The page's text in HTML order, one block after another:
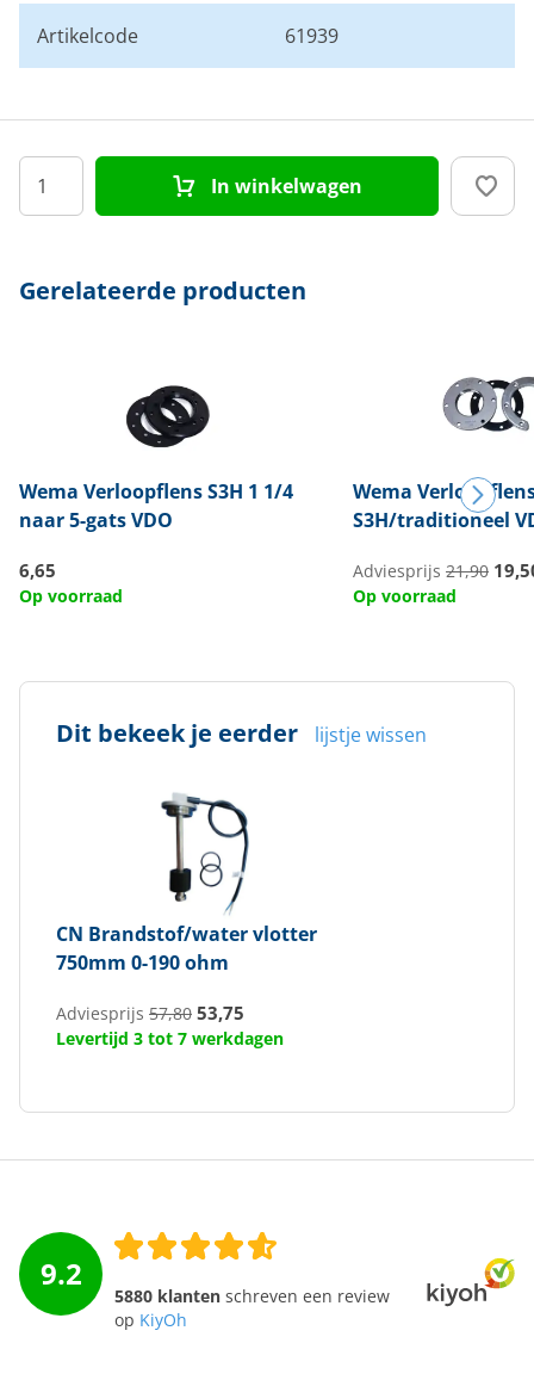
Artikelcode 61939
In winkelwagen
Gerelateerde producten
Wema Verloopflens S3H 1 1/4
naar 5-gats VDO
6,65
Op voorraad
Wema
S3H/traditioneel
Adviesprijs 21,90
Op voorraad
Dit bekeek je eerder lijstje wissen
CN Brandstof/water vlotter
750mm 0-190 ohm
Adviesprijs 57,80 53,75
Levertijd 3 tot 7 werkdagen
9.2
5880 klanten schreven een review
op KiyOh